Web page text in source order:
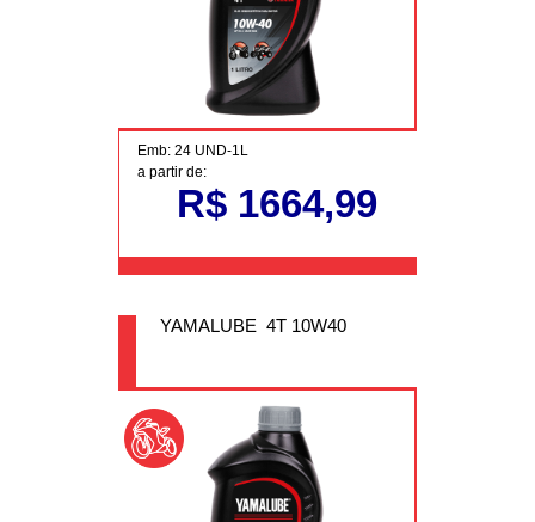
Emb: 24 UND-1L
a partir de:
R$ 1664,99
YAMALUBE 4T 10W40